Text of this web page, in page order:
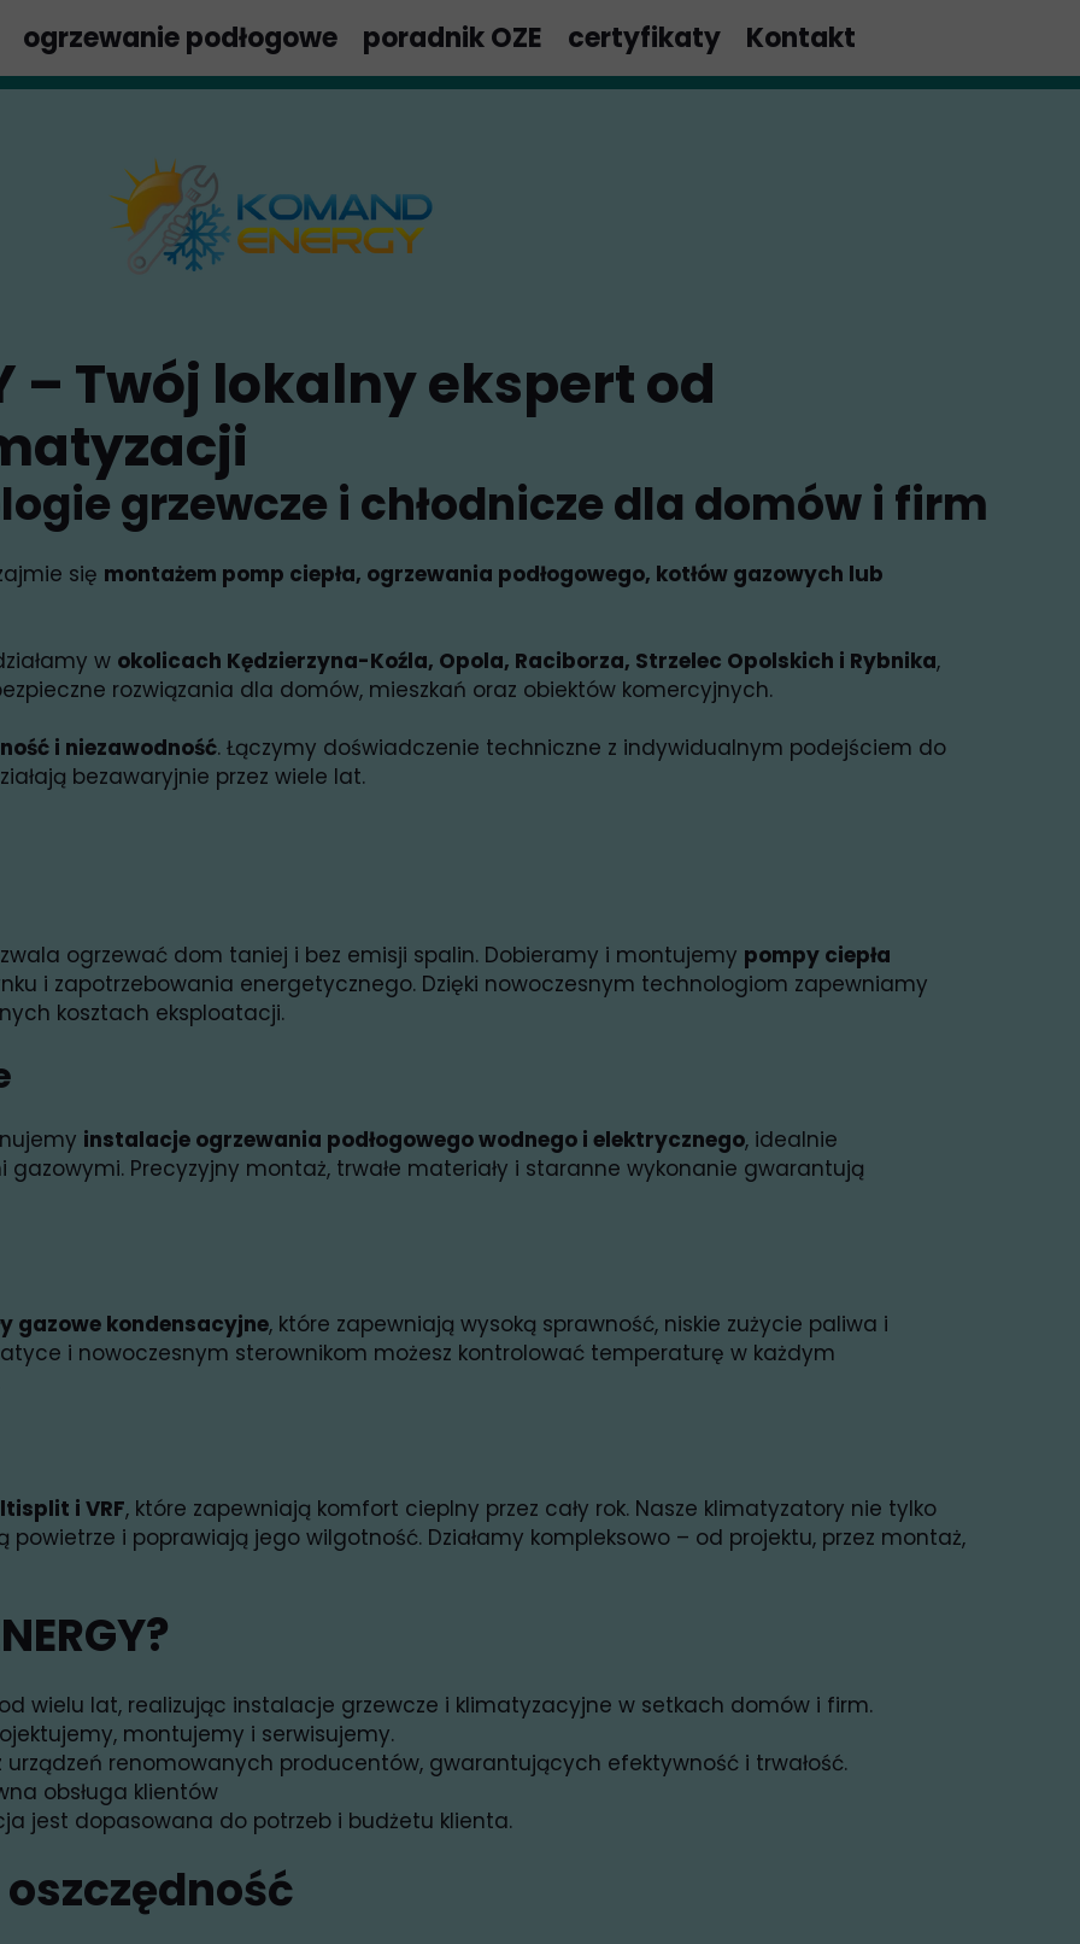
ogrzewanie podłogowe poradnik OZE certyfikaty Kontakt
– Twój lokalny ekspert od
grzewcze i chłodnicze dla domów i firm
się montażem pomp ciepła, ogrzewania podłogowego, kotłów gazowych lub
w okolicach Kędzierzyna-Koźla, Opola, Raciborza, Strzelec Opolskich i Rybnika,
rozwiązania dla domów, mieszkań oraz obiektów komercyjnych.
i niezawodność. Łączymy doświadczenie techniczne z indywidualnym podejściem do
bezawaryjnie przez wiele lat.
ogrzewać dom taniej i bez emisji spalin. Dobieramy i montujemy pompy ciepła
i zapotrzebowania energetycznego. Dzięki nowoczesnym technologiom zapewniamy
kosztach eksploatacji.
instalacje ogrzewania podłogowego wodnego i elektrycznego, idealnie
gazowymi. Precyzyjny montaż, trwałe materiały i staranne wykonanie gwarantują
gazowe kondensacyjne, które zapewniają wysoką sprawność, niskie zużycie paliwa i
i nowoczesnym sterownikom możesz kontrolować temperaturę w każdym
i VRF, które zapewniają komfort cieplny przez cały rok. Nasze klimatyzatory nie tylko
powietrze i poprawiają jego wilgotność. Działamy kompleksowo – od projektu, przez montaż,
wielu lat, realizując instalacje grzewcze i klimatyzacyjne w setkach domów i firm.
montujemy i serwisujemy.
urządzeń renomowanych producentów, gwarantujących efektywność i trwałość.
obsługa klientów
jest dopasowana do potrzeb i budżetu klienta.